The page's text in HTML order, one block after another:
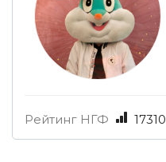
Рейтинг НГФ 17310